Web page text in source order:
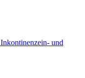
Inkontinenzein- und